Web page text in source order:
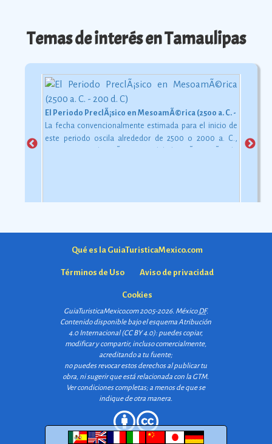
Temas de interés en Tamaulipas
El Periodo PreclÃ¡sico en MesoamÃ©rica (2500 a. C. - 200 d. C)
La fecha convencionalmente estimada para el inicio de
este periodo oscila alrededor de 2500 o 2000 a. C.,
Qué es la GuiaTuristicaMexico.com
Términos de Uso Aviso de privacidad
Cookies
GuiaTuristicaMexico.com 2005-2026. MéxicoDF.
Contenido disponible bajo el esquemaAtribución
4.0 Internacional (CC BY 4.0): puedes copiar,
modificar y compartir, incluso comercialmente,
acreditando a tu fuente;
no puedes revocar estos derechos al publicar tu
obra, ni sugerir que está relacionada con la GTM.
Ver condiciones completas; a menos de que se
indique de otra manera.